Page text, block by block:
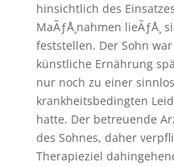
hinsichtlich des
MaÃƒÅ¸nahmen
feststellen. Der Sohn
künstliche Ernährung
nur noch zu einer
krankheitsbedingten
hatte. Der betreuende
des Sohnes, daher
Therapieziel